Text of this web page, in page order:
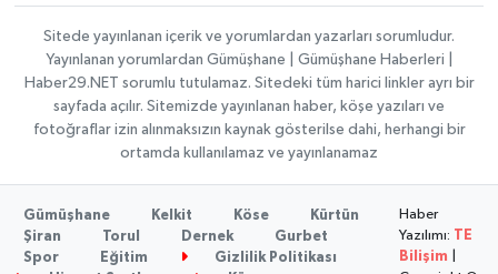
Sitede yayınlanan içerik ve yorumlardan yazarları sorumludur.
Yayınlanan yorumlardan Gümüşhane | Gümüşhane Haberleri |
Haber29.NET sorumlu tutulamaz. Sitedeki tüm harici linkler ayrı bir
sayfada açılır. Sitemizde yayınlanan haber, köşe yazıları ve
fotoğraflar izin alınmaksızın kaynak gösterilse dahi, herhangi bir
ortamda kullanılamaz ve yayınlanamaz
Gümüşhane Kelkit Köse
Kürtün
Şiran
Torul Dernek
Gurbet
Spor
Eğitim
Gizlilik Politikası
Haber
Yazılımı: TE
Bilişim